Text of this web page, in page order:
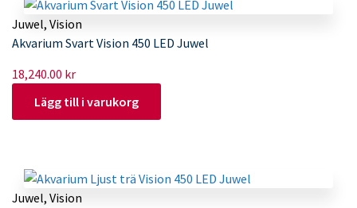
Juwel, Vision
Akvarium Svart Vision 450 LED Juwel
18,240.00 kr
Lägg till i varukorg
Juwel, Vision